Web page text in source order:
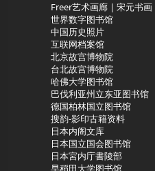
Freer艺术画廊 | 宋元书画
世界数字图书馆
中国历史照片
互联网档案馆
北京故宫博物院
台北故宫博物院
哈佛大学图书馆
巴伐利亚州立东亚图书馆
德国柏林国立图书馆
搜韵-影印古籍资料
日本内阁文库
日本国立国会图书馆
日本宮内庁書陵部
早稻田大学图书馆